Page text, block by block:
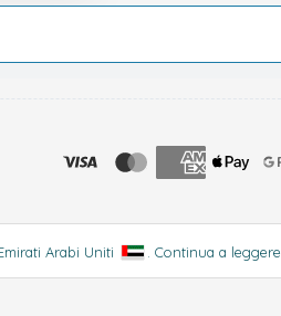
Arabi Uniti Continua a leggere